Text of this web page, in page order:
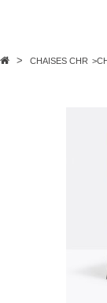
> CHAISES CHR >